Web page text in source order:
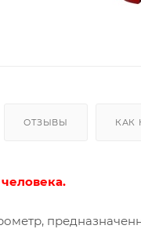
ОТЗЫВЫ КАК